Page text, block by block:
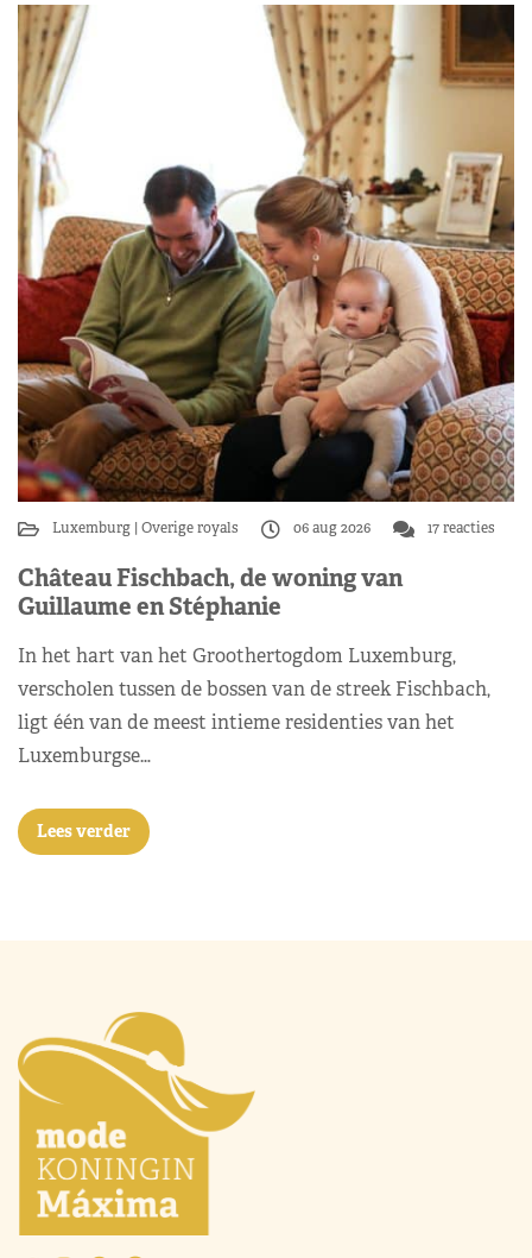
Luxemburg Overige royals 06 aug 2026 17 reacties
Château Fischbach, de woning van
Guillaume en Stéphanie
In het hart van het Groothertogdom Luxemburg,
verscholen tussen de bossen van de streek Fischbach,
ligt één van de meest intieme residenties van het
Luxemburgse…
Lees verder